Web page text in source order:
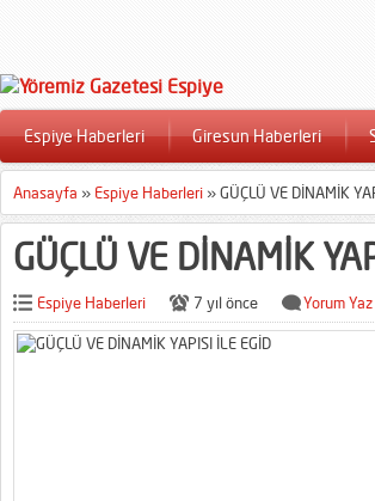
Espiye Haberleri Giresun Haberleri
Anasayfa » Espiye Haberleri »GÜÇLÜ VE DİNAMİK
GÜÇLÜ VE DİNAMİK
Espiye Haberleri 7 yıl önce Yorum Yaz